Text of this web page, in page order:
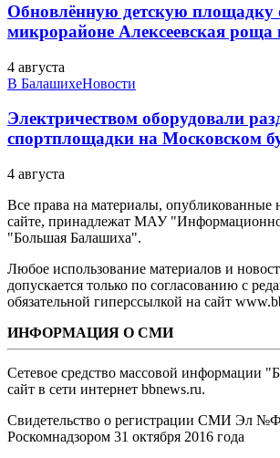
Обновлённую детскую площадку
микрорайоне Алексеевская роща
4 августа
В БалашихеНовости
Электричеством оборудовали
спортплощадки на Московском
4 августа
Все права на материалы, опубликованные
сайте, принадлежат МАУ
"Большая Балашиха".
Любое использование материалов и
допускается только по согласованию с
обязательной гиперссылкой на сайт
ИНФОРМАЦИЯ О СМИ
Сетевое средство массовой информации
сайт в сети интернет bbnews.ru.
Свидетельство о регистрации СМИ Эл
Роскомнадзором 31 октября 2016 года